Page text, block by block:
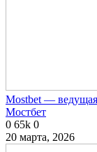
Mostbet —
Мостбет
0 65k 0
20 марта, 2026